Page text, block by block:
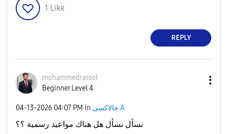
1 Like
REPLY
mohammedrassol
Beginner Level 4
‎04-13-2026 04:07 PM in جالاكسى A
نسأل نسأل هل هناك مواعيد رسمية ؟؟